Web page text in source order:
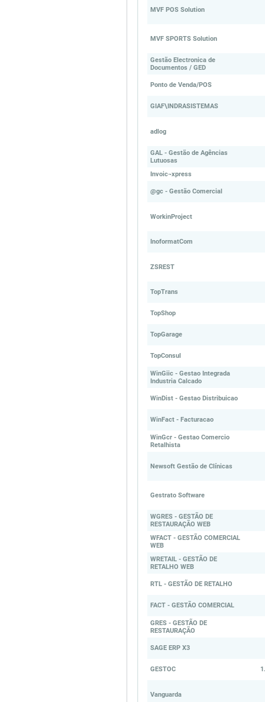
MVF POS Solution
MVF SPORTS Solution
Gestão Electronica de
Documentos / GED
Ponto de Venda/POS
GIAF\INDRASISTEMAS
adlog
GAL - Gestão de Agências
Lutuosas
Invoic¬xpress
@gc - Gestão Comercial
WorkinProject
InoformatCom
ZSREST
TopTrans
TopShop
TopGarage
TopConsul
WinGiic - Gestao Integrada
Industria Calcado
WinDist - Gestao Distribuicao
WinFact - Facturacao
WinGcr - Gestao Comercio
Retalhista
Newsoft Gestão de Clínicas
Gestrato Software
WGRES - GESTÃO DE
RESTAURAÇÃO WEB
WFACT - GESTÃO COMERCIAL
WEB
WRETAIL - GESTÃO DE
RETALHO WEB
RTL - GESTÃO DE RETALHO
FACT - GESTÃO COMERCIAL
GRES - GESTÃO DE
RESTAURAÇÃO
SAGE ERP X3
GESTOC
Vanguarda